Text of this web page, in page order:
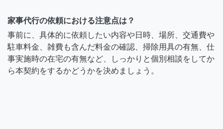
家事代行の依頼における注意点は？
事前に、具体的に依頼したい内容や日時、場所、交通費や
駐車料金、雑費も含んだ料金の確認、掃除用具の有無、仕
事実施時の在宅の有無など、しっかりと個別相談をしてか
ら本契約をするかどうかを決めましょう。